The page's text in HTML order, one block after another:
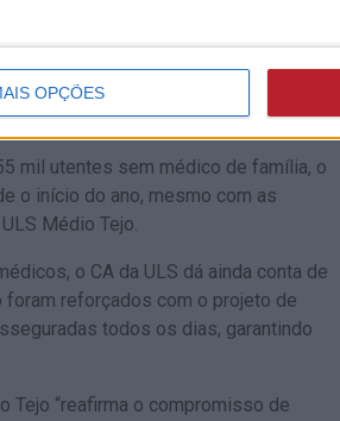
OPÇÕES
que estavam a ser garantidas
colocada “iniciará funções,
mil utentes sem médico de família, o
o início do ano, mesmo com as
Médio Tejo.
o CA da ULS dá ainda conta de
foram reforçados com o projeto de
todos os dias, garantindo
Tejo “reafirma o compromisso de